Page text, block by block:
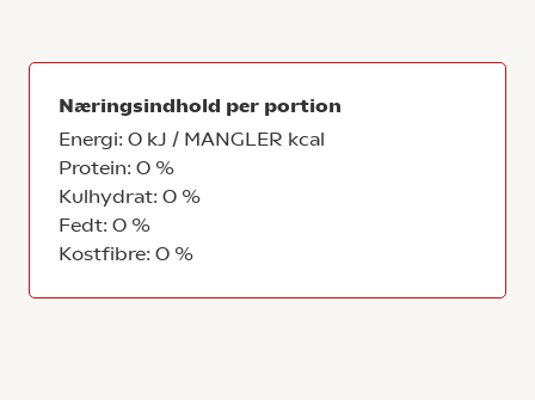
Næringsindhold per portion
Energi: 0 kJ / MANGLER kcal
Protein: 0 %
Kulhydrat: 0 %
Fedt: 0 %
Kostfibre: 0 %